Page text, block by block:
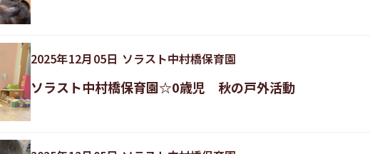
2025年12月05日 ソラスト中村橋保育園
ソラスト中村橋保育園☆0歳児 秋の戸外活動